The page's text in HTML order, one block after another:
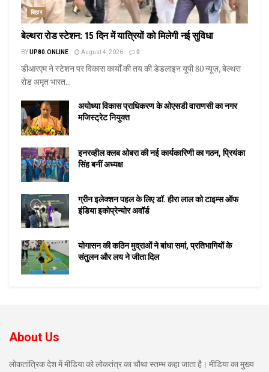
बिहार
बेल्थरा रोड स्टेशन: 15 दिन में यात्रियों को मिलेगी नई सुविधा
BYUP80.ONLINE August 4, 2026 0
डीआरएम ने स्टेशन पर विकास कार्यों की तय की डेडलाइन यूपी 80 न्यूज़, बेल्थरा
रोड अमृत भारत...
अयोध्या विकास प्राधिकरण के ओएसडी वाराणसी का नगर
मजिस्ट्रेट नियुक्त
इनरव्हील क्लब ओबरा की नई कार्यकारिणी का गठन, प्रियंका
सिंह बनीं अध्यक्ष
ग्रीन इलेक्शन पहल के लिए डॉ. हीरा लाल को टाइम्स ऑफ
इंडिया इकोप्रेन्योर अवॉर्ड
योगासन की कठिन मुद्राओं ने बांधा समां, प्रतिभागियों के
संतुलन और लय ने जीता दिल
About Us
लोकतांत्रिक देश में मीडिया को लोकतंत्र का चौथा स्तम्भ कहा जाता है। मीडिया का मुख्य